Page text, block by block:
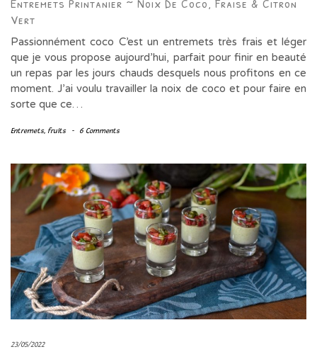
Vert
Passionnément coco C’est un entremets très frais et léger
que je vous propose aujourd’hui, parfait pour finir en beauté
un repas par les jours chauds desquels nous profitons en ce
moment. J’ai voulu travailler la noix de coco et pour faire en
sorte que ce…
Entremets, fruits - 6 Comments
23/05/2022